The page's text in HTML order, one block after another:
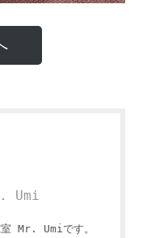
Umi
Mr. Umiです。